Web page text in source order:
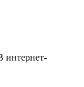
интернет-